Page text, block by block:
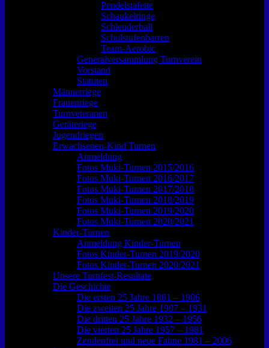
Pendelstafette
Schaukelringe
Schleuderball
Schulstufenbarren
Team-Aerobic
Generalversammlung Turnverein
Vorstand
Statuten
Männerriege
Frauenriege
Turnveteranen
Geräteriege
Jugendriegen
Erwachsenen-Kind Turnen
Anmeldung
Fotos Muki-Turnen 2015/2016
Fotos Muki-Turnen 2016/2017
Fotos Muki-Turnen 2017/2018
Fotos Muki-Turnen 2018/2019
Fotos Muki-Turnen 2019/2020
Fotos Muki-Turnen 2020/2021
Kinder-Turnen
Anmeldung Kinder-Turnen
Fotos Kinder-Turnen 2019/2020
Fotos Kinder-Turnen 2020/2021
Unsere Turnfest-Resultate
Die Geschichte
Die ersten 25 Jahre 1881 – 1906
Die zweiten 25 Jahre 1907 – 1931
Die dritten 25 Jahre 1932 – 1956
Die vierten 25 Jahre 1957 – 1981
Zendenfrei und neue Fahne 1981 – 2006